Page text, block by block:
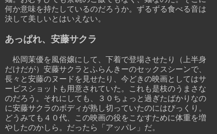
何か意味を持たしているのだろうか。ずるずる食べる音は
決して美しいとはいえない。
あっぱれ、安藤サクラ
松岡茉優を風俗嬢にして、下着で登場させたり（上半身
だけだが）安藤サクラとふらんきーのセックスシーンで、
長々と安藤のヌードを見せたり、今どきの映画としてはサ
ービスショットも用意されていた。これも是枝のうまさな
のだろう。それにしても、３０ちょっと過ぎたばかりなの
に安藤サクラのボディが熟し切っていたのにはびっくり。
どうみても４０代、この映画の役をこなすために体重を増
やしたのかしら。だったら「アッパレ」だ。